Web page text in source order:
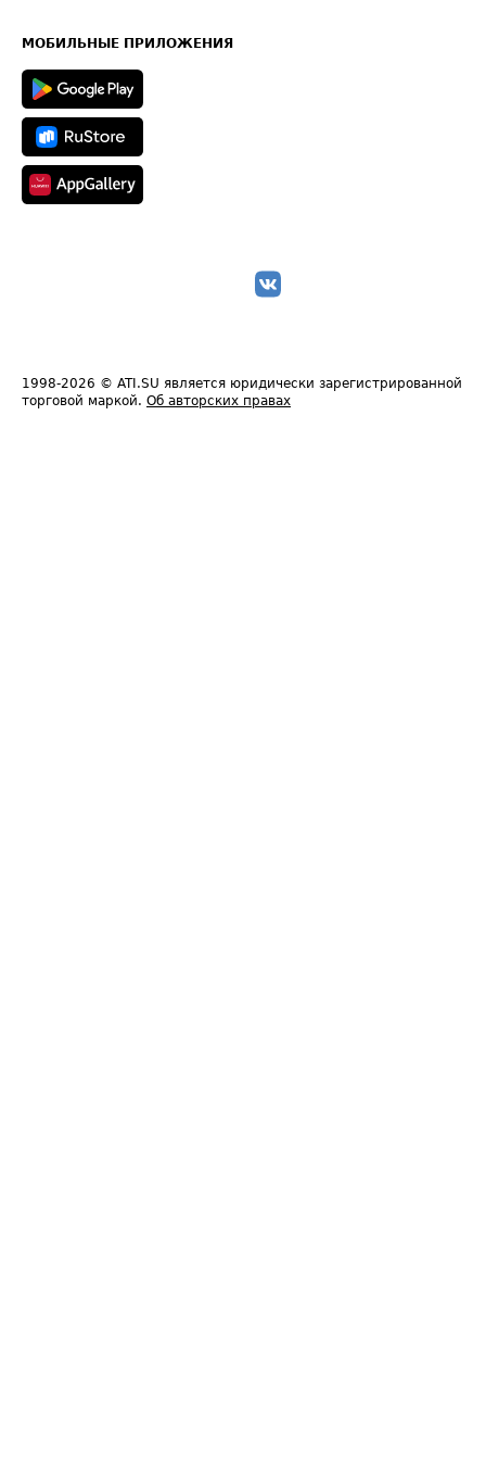
Техническая информация
МОБИЛЬНЫЕ ПРИЛОЖЕНИЯ
1998-2026 © ATI.SU является юридически зарегистрированной
торговой маркой. Об авторских правах